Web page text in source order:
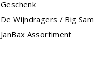
Geschenk
De Wijndragers / Big Sam
JanBax Assortiment